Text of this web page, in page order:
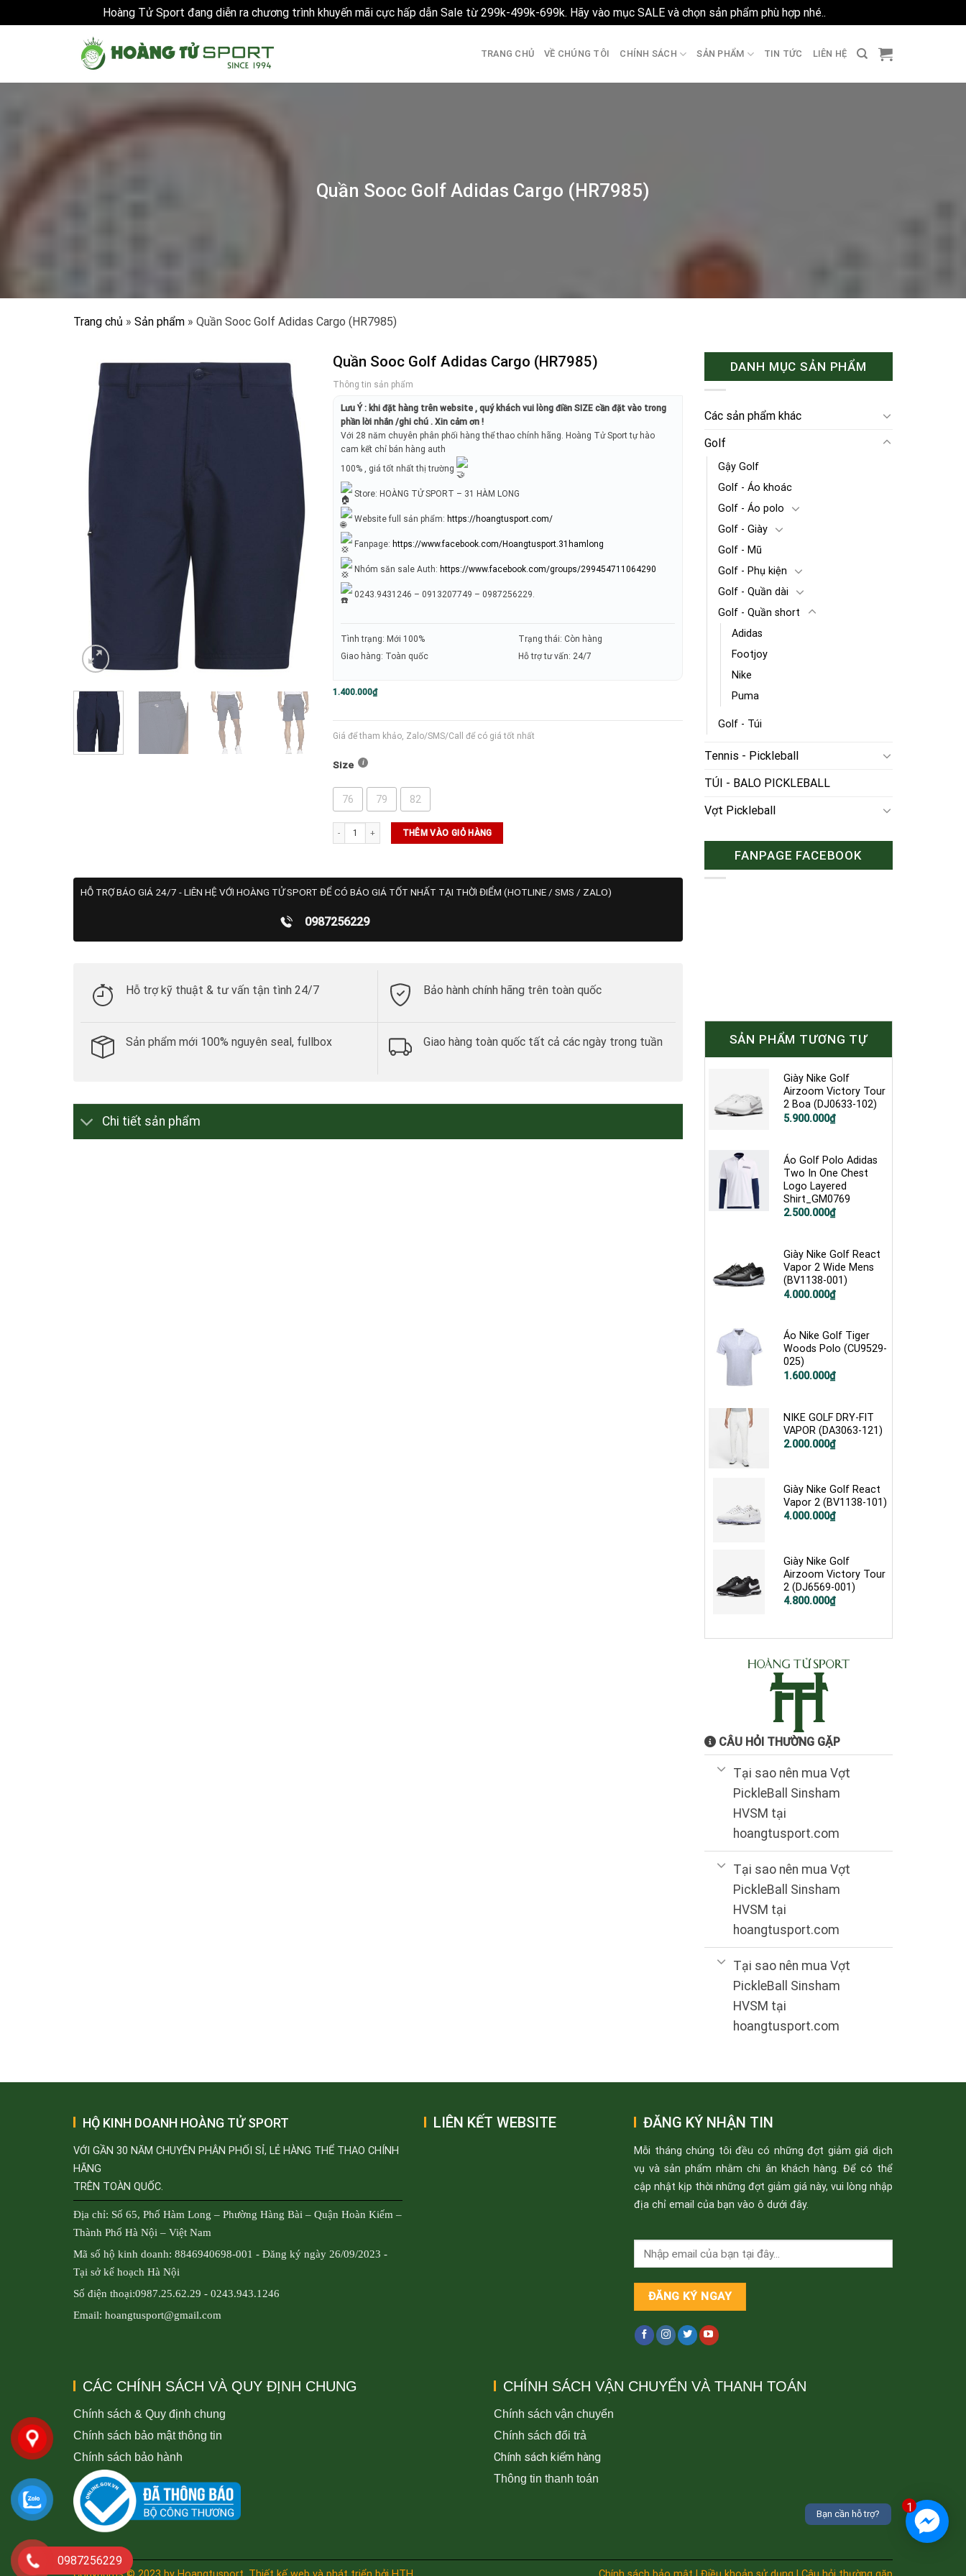
Hoàng Tử Sport đang diễn ra chương trình khuyến mãi cực hấp dẫn Sale từ 299k-499k-699k. Hãy vào mục SALE và chọn sản phẩm phù hợp nhé..
TRANG CHỦ VỀ CHÚNG TÔI CHÍNH SÁCH SẢN PHẨM TIN TỨC LIÊN HỆ
Quần Sooc Golf Adidas Cargo (HR7985)
Trang chủ » Sản phẩm » Quần Sooc Golf Adidas Cargo (HR7985)
Quần Sooc Golf Adidas Cargo (HR7985)
Thông tin sản phẩm
Lưu Ý : khi đặt hàng trên website , quý khách vui lòng điền SIZE cần đặt vào trong
phần lời nhắn /ghi chú . Xin cảm ơn !
Với 28 năm chuyên phân phối hàng thể thao chính hãng. Hoàng Tử Sport tự hào
cam kết chỉ bán hàng auth
100% , giá tốt nhất thị trường
Store: HOÀNG TỬ SPORT – 31 HÀM LONG
Website full sản phẩm: https://hoangtusport.com/
Fanpage: https://www.facebook.com/Hoangtusport.31hamlong
Nhóm săn sale Auth: https://www.facebook.com/groups/299454711064290
0243.9431246 – 0913207749 – 0987256229.
Tình trạng: Mới 100%
Giao hàng: Toàn quốc
Trạng thái: Còn hàng
Hỗ trợ tư vấn: 24/7
1.400.000₫
Giá để tham khảo, Zalo/SMS/Call để có giá tốt nhất
Size
76 79 82
Quần Sooc Golf Adidas Cargo (HR7985) số lượng
THÊM VÀO GIỎ HÀNG
HỖ TRỢ BÁO GIÁ 24/7 - LIÊN HỆ VỚI HOÀNG TỬ SPORT ĐỂ CÓ BÁO GIÁ TỐT NHẤT TẠI THỜI ĐIỂM (HOTLINE / SMS / ZALO)
0987256229
Hỗ trợ kỹ thuật & tư vấn tận tình 24/7 Bảo hành chính hãng trên toàn quốc
Sản phẩm mới 100% nguyên seal, fullbox Giao hàng toàn quốc tất cả các ngày trong tuần
Chi tiết sản phẩm
DANH MỤC SẢN PHẨM
Các sản phẩm khác
Golf
Gậy Golf
Golf - Áo khoác
Golf - Áo polo
Golf - Giày
Golf - Mũ
Golf - Phụ kiện
Golf - Quần dài
Golf - Quần short
Adidas
Footjoy
Nike
Puma
Golf - Túi
Tennis - Pickleball
TÚI - BALO PICKLEBALL
Vợt Pickleball
FANPAGE FACEBOOK
SẢN PHẨM TƯƠNG TỰ
Giày Nike Golf
Airzoom Victory Tour
2 Boa (DJ0633-102)
Giá
5.900.000₫
Giá
5.900.000₫.
Áo Golf Polo Adidas
Two In One Chest
Logo Layered
Shirt_GM0769
2.500.000₫
Giày Nike Golf React
Vapor 2 Wide Mens
(BV1138-001)
Giá
4.000.000₫
Giá
4.000.000₫.
Áo Nike Golf Tiger
Woods Polo (CU9529-
025)
Giá
1.600.000₫
Giá
1.600.000₫.
NIKE GOLF DRY-FIT
VAPOR (DA3063-121)
Giá
2.000.000₫
Giá
2.000.000₫.
Giày Nike Golf React
Vapor 2 (BV1138-101)
Giá
4.000.000₫
Giá
4.000.000₫.
Giày Nike Golf
Airzoom Victory Tour
2 (DJ6569-001)
Giá
4.800.000₫
Giá
4.800.000₫.
CÂU HỎI THƯỜNG GẶP
Tại sao nên mua Vợt
PickleBall Sinsham
HVSM tại
hoangtusport.com
Tại sao nên mua Vợt
PickleBall Sinsham
HVSM tại
hoangtusport.com
Tại sao nên mua Vợt
PickleBall Sinsham
HVSM tại
hoangtusport.com
HỘ KINH DOANH HOÀNG TỬ SPORT
VỚI GẦN 30 NĂM CHUYÊN PHÂN PHỐI SỈ, LẺ HÀNG THỂ THAO CHÍNH
HÃNG
TRÊN TOÀN QUỐC.
Địa chỉ: Số 65, Phố Hàm Long – Phường Hàng Bài – Quận Hoàn Kiếm –
Thành Phố Hà Nội – Việt Nam
Mã số hộ kinh doanh: 8846940698-001 - Đăng ký ngày 26/09/2023 -
Tại sở kế hoạch Hà Nội
Số điện thoại:0987.25.62.29 - 0243.943.1246
Email: hoangtusport@gmail.com
LIÊN KẾT WEBSITE ĐĂNG KÝ NHẬN TIN
Mỗi tháng chúng tôi đều có những đợt giảm giá dịch
vụ và sản phẩm nhằm chi ân khách hàng. Để có thể
cập nhật kịp thời những đợt giảm giá này, vui lòng nhập
địa chỉ email của bạn vào ô dưới đây.
CÁC CHÍNH SÁCH VÀ QUY ĐỊNH CHUNG
Chính sách & Quy định chung
Chính sách bảo mật thông tin
Chính sách bảo hành
CHÍNH SÁCH VẬN CHUYỂN VÀ THANH TOÁN
Chính sách vận chuyển
Chính sách đổi trả
Chính sách kiểm hàng
Thông tin thanh toán
0987256229
1
Bạn cần hỗ trợ?